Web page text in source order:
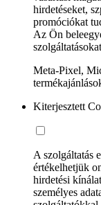
hirdetéseket,
promóciókat
Az Ön
Meta-Pixel,
Kiterjesztett
A szolgáltatás
értékelhetjük
hirdetési
személyes